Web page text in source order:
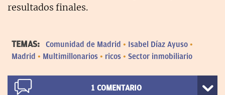
resultados finales.
TEMAS: Comunidad de Madrid
Isabel Díaz Ayuso
Madrid
Multimillonarios ricos Sector inmobiliario
1 COMENTARIO